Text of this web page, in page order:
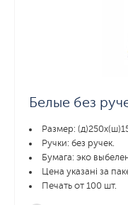
Белые без
Размер:
Ручки: без ручек.
Бумага: эко
Цена указані за
Печать от 100 шт.